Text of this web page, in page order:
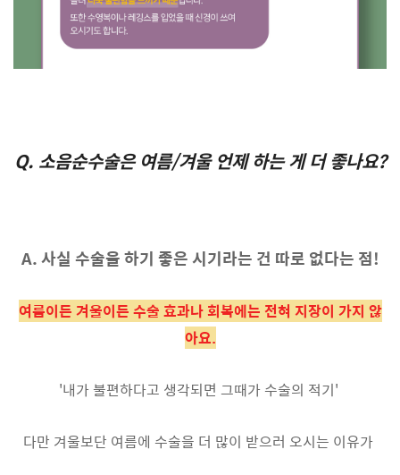
Q. 소음순수술은 여름/겨울 언제 하는 게 더 좋나요?
A. 사실 수술을 하기 좋은 시기라는 건 따로 없다는 점!
여름이든 겨울이든 수술 효과나 회복에는 전혀 지장이 가지 않
아요.
'내가 불편하다고 생각되면 그때가 수술의 적기'
다만 겨울보단 여름에 수술을 더 많이 받으러 오시는 이유가